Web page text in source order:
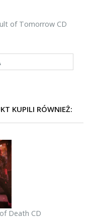
of Tomorrow CD
KUPILI RÓWNIEŻ:
Death CD